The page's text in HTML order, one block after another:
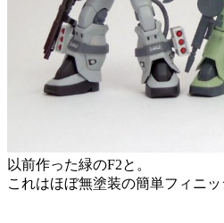
以前作った緑のF2と。
これはほぼ無塗装の簡単フィニッ